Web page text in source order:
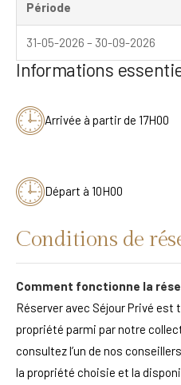
Période
31-05-2026 – 30-09-2026
Informations
Arrivée à partir de 17H00
Départ à 10H00
Conditions de
Comment fonctionne la
Réserver avec Séjour Privé
propriété parmi par notre
consultez l’un de nos
la propriété choisie et la